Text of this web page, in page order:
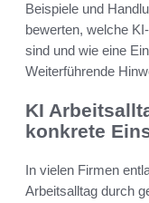
Beispiele und
bewerten, welche
sind und wie eine
Weiterführende
KI
konkrete
In vielen Firmen
Arbeitsalltag durch